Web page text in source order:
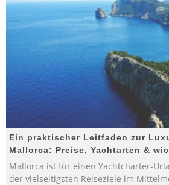
Ein praktischer Leitfaden zur
Mallorca: Preise, Yachtarten &
Mallorca ist für einen Yachtcharter-
der vielseitigsten Reiseziele im